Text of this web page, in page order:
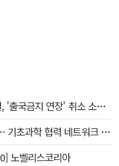
"수사 차질 우려"…전한길, '출국금지 연장' 취소 소송 패소
전국 20개 대학이 대구에… 기초과학 협력 네트워크 출범하다
노벨리스코리아